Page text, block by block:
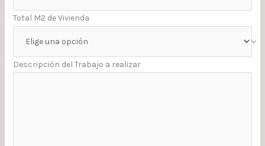
Total M2 de Vivienda
Descripción del Trabajo a realizar